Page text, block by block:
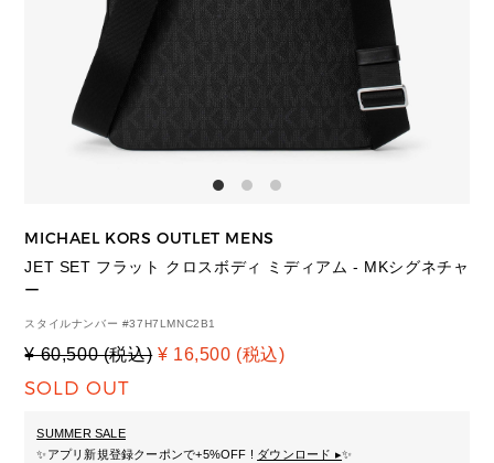
MICHAEL KORS OUTLET MENS
JET SET フラット クロスボディ ミディアム - MKシグネチャ
ー
スタイルナンバー #37H7LMNC2B1
¥ 60,500 (税込) ¥ 16,500 (税込)
SOLD OUT
SUMMER SALE
✨アプリ新規登録クーポンで+5%OFF ! ダウンロード ▸✨